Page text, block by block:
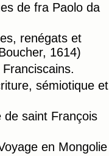
de fra Paolo da
renégats et
1614)
sémiotique et
de saint François
en Mongolie